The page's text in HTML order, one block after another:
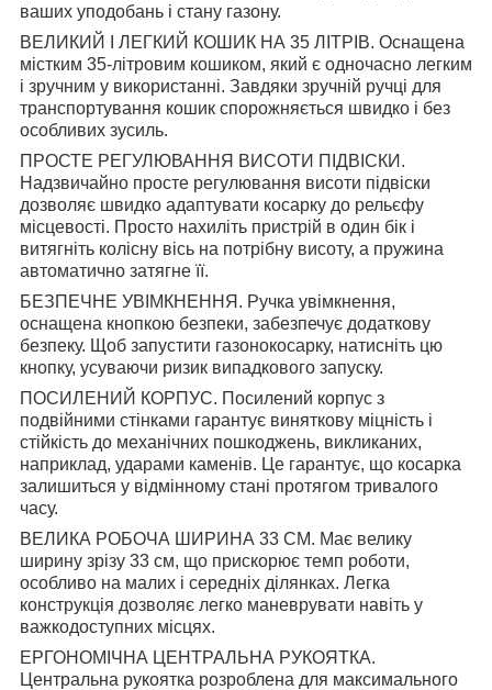
ваших уподобань і стану газону.
ВЕЛИКИЙ І ЛЕГКИЙ КОШИК НА 35 ЛІТРІВ. Оснащена
містким 35-літровим кошиком, який є одночасно легким
і зручним у використанні. Завдяки зручній ручці для
транспортування кошик спорожняється швидко і без
особливих зусиль.
ПРОСТЕ РЕГУЛЮВАННЯ ВИСОТИ ПІДВІСКИ.
Надзвичайно просте регулювання висоти підвіски
дозволяє швидко адаптувати косарку до рельєфу
місцевості. Просто нахиліть пристрій в один бік і
витягніть колісну вісь на потрібну висоту, а пружина
автоматично затягне її.
БЕЗПЕЧНЕ УВІМКНЕННЯ. Ручка увімкнення,
оснащена кнопкою безпеки, забезпечує додаткову
безпеку. Щоб запустити газонокосарку, натисніть цю
кнопку, усуваючи ризик випадкового запуску.
ПОСИЛЕНИЙ КОРПУС. Посилений корпус з
подвійними стінками гарантує виняткову міцність і
стійкість до механічних пошкоджень, викликаних,
наприклад, ударами каменів. Це гарантує, що косарка
залишиться у відмінному стані протягом тривалого
часу.
ВЕЛИКА РОБОЧА ШИРИНА 33 СМ. Має велику
ширину зрізу 33 см, що прискорює темп роботи,
особливо на малих і середніх ділянках. Легка
конструкція дозволяє легко маневрувати навіть у
важкодоступних місцях.
ЕРГОНОМІЧНА ЦЕНТРАЛЬНА РУКОЯТКА.
Центральна рукоятка розроблена для максимального